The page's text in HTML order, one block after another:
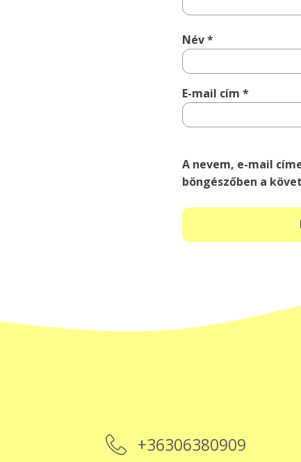
Név*
E-mail cím*
A nevem, e-mail
böngészőben a
+36306380909